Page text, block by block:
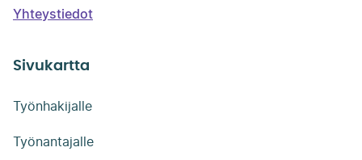
Yhteystiedot
Sivukartta
Työnhakijalle
Työnantajalle